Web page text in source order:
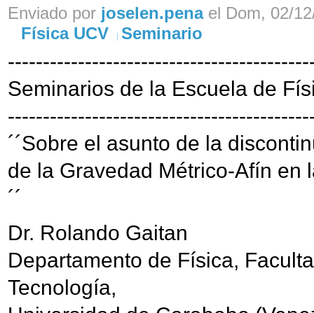
Enviado por joselen.penael Dom, 02/
Física UCV
Seminario
Seminarios de la Escuela de
´´Sobre el asunto de la
de la Gravedad Métrico-Afín en
´´
Dr. Rolando Gaitan
Departamento de Física,
Tecnología,